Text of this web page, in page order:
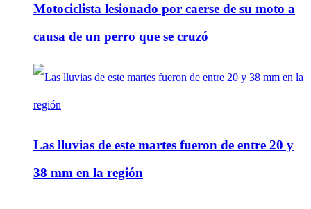
Motociclista lesionado por caerse de su moto a
causa de un perro que se cruzó
Las lluvias de este martes fueron de entre 20 y
38 mm en la región